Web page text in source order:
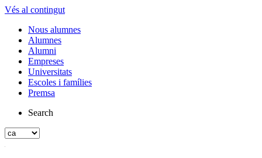
Vés al contingut
Nous alumnes
Alumnes
Alumni
Empreses
Universitats
Escoles i famílies
Premsa
Search